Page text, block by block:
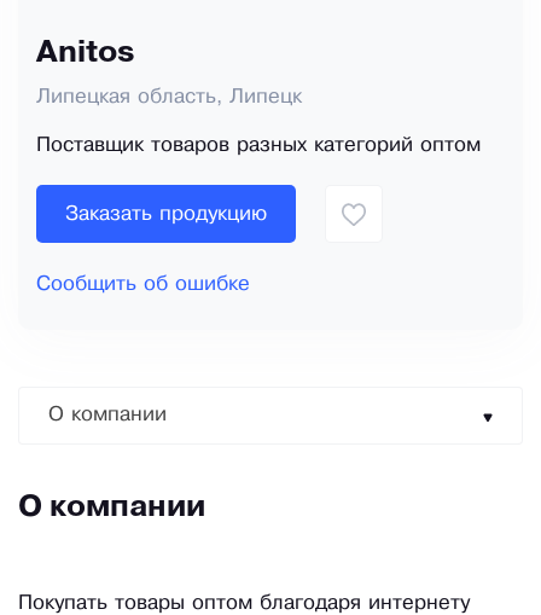
Anitos
Липецкая область, Липецк
Поставщик товаров разных категорий оптом
Заказать продукцию
Сообщить об ошибке
О компании
О компании
Покупать товары оптом благодаря интернету